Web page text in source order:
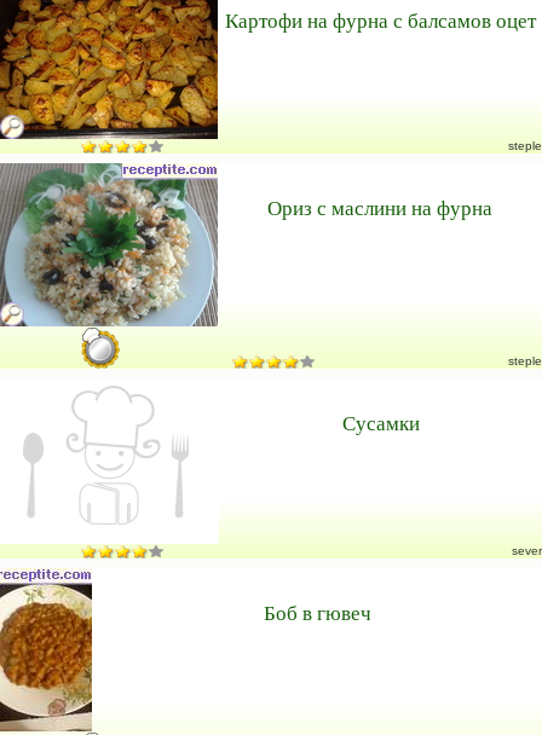
Картофи на фурна с балсамов оцет
steple
Ориз с маслини на фурна
steple
Сусамки
sever
Боб в гювеч